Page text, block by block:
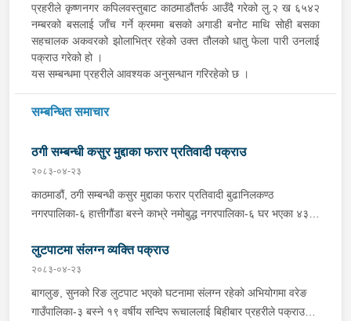
प्रहरीले कृष्णनगर कपिलवस्तुबाट काठमाडौंतर्फ आउँदै गरेको लु.२ ख ६५४२
नम्बरको बसलाई जाँच गर्ने क्रममा बसको अगाडी बनोट माथि सोही बसका
सहचालक अकवरको झोलाभित्र रहेको उक्त तौलको धातु फेला पारी उनलाई
पक्राउ गरेको हो ।
यस सम्बन्धमा प्रहरीले आवश्यक अनुसन्धान गरिरहेको छ ।
सम्बन्धित समाचार
ठगी सम्बन्धी कसुर मुद्दाका फरार प्रतिवादी पक्राउ
२०८३-०४-२३
काठमाडौं, ठगी सम्बन्धी कसुर मुद्दाका फरार प्रतिवादी बुढानिलकण्ठ
नगरपालिका-६ हात्तीगौंडा बस्ने काभ्रे नमोबुद्ध नगरपालिका-६ घर भएका ४३
फरार रहेका उनलाई काठमाडौं उपत्यका अपराध अनुसन्धान कार्यालय टेकुबाट
खटिएको प्रहरीले काठमाडौं महानगरपालिका-४ धुम्बाराहीबाट पक्राउ गरेको हो
। उनलाई फैसला कार्यान्वयनको लागि जिल्ला अदालत काठमाडौंमा पेश गरिएको
छ ।
लुटपाटमा संलग्न व्यक्ति पक्राउ
२०८३-०४-२३
बागलुङ, सुनको रिङ लुटपाट भएको घटनामा संलग्न रहेको अभियोगमा वरेङ
गाउँपालिका-३ बस्ने १९ वर्षीय सन्दिप रूचाललाई बिहीबार प्रहरीले पक्राउ